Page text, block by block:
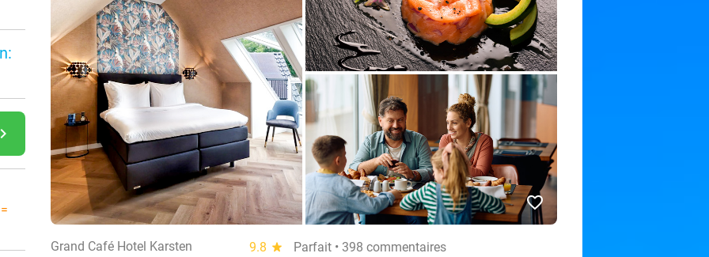
navigate_next
favorite_border
Grand Café Hotel Karsten 9.8 star
Parfait • 398 commentaires